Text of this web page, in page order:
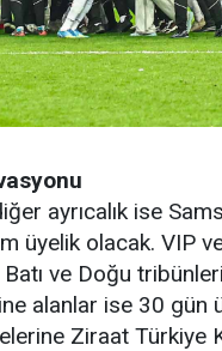
ayrıcalık ise
üyelik olacak. VIP
ve Doğu
alanlar ise 30 gün
Ziraat Türkiye